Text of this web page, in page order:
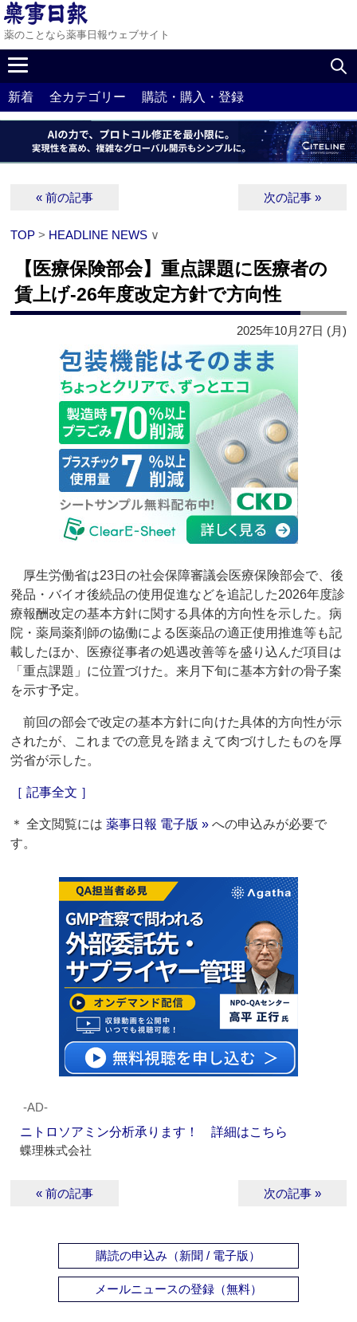
薬のことなら薬事日報ウェブサイト
新着 全カテゴリー 購読・購入・登録
« 前の記事 次の記事 »
TOP > HEADLINE NEWS ∨
【医療保険部会】重点課題に医療者の
賃上げ‐26年度改定方針で方向性
2025年10月27日 (月)
厚生労働省は23日の社会保障審議会医療保険部会で、後
発品・バイオ後続品の使用促進などを追記した2026年度診
療報酬改定の基本方針に関する具体的方向性を示した。病
院・薬局薬剤師の協働による医薬品の適正使用推進等も記
載したほか、医療従事者の処遇改善等を盛り込んだ項目は
「重点課題」に位置づけた。来月下旬に基本方針の骨子案
を示す予定。
前回の部会で改定の基本方針に向けた具体的方向性が示
されたが、これまでの意見を踏まえて肉づけしたものを厚
労省が示した。
［ 記事全文 ］
＊ 全文閲覧には薬事日報 電子版 » への申込みが必要で
す。
‐AD‐
ニトロソアミン分析承ります！ 詳細はこちら
蝶理株式会社
« 前の記事 次の記事 »
購読の申込み（新聞 / 電子版）
メールニュースの登録（無料）